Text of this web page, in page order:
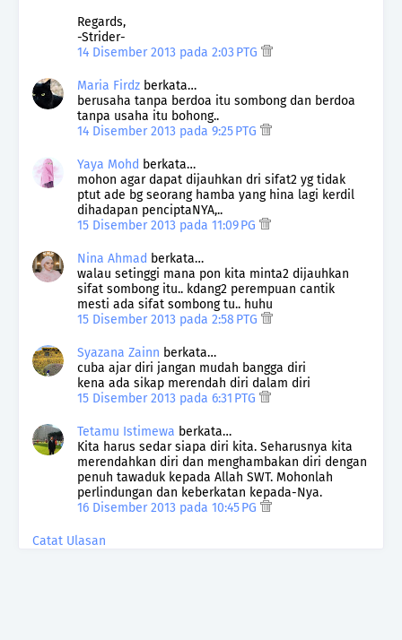
Regards,
-Strider-
14 Disember 2013 pada 2:03 PTG
Maria Firdz berkata…
berusaha tanpa berdoa itu sombong dan berdoa
tanpa usaha itu bohong..
14 Disember 2013 pada 9:25 PTG
Yaya Mohd berkata…
mohon agar dapat dijauhkan dri sifat2 yg tidak
ptut ade bg seorang hamba yang hina lagi kerdil
dihadapan penciptaNYA,..
15 Disember 2013 pada 11:09 PG
Nina Ahmad berkata…
walau setinggi mana pon kita minta2 dijauhkan
sifat sombong itu.. kdang2 perempuan cantik
mesti ada sifat sombong tu.. huhu
15 Disember 2013 pada 2:58 PTG
Syazana Zainn berkata…
cuba ajar diri jangan mudah bangga diri
kena ada sikap merendah diri dalam diri
15 Disember 2013 pada 6:31 PTG
Tetamu Istimewa berkata…
Kita harus sedar siapa diri kita. Seharusnya kita
merendahkan diri dan menghambakan diri dengan
penuh tawaduk kepada Allah SWT. Mohonlah
perlindungan dan keberkatan kepada-Nya.
16 Disember 2013 pada 10:45 PG
Catat Ulasan